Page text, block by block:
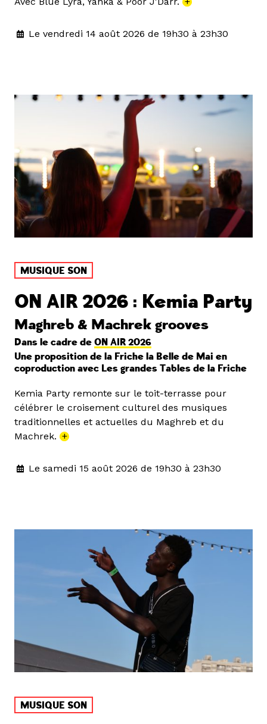
Le vendredi 14 août 2026 de 19h30 à 23h30
MUSIQUE SON
ON AIR 2026 : Kemia Party
Maghreb & Machrek grooves
Dans le cadre de ON AIR 2026
Une proposition de la Friche la Belle de Mai en
coproduction avec Les grandes Tables de la Friche
Kemia Party remonte sur le toit-terrasse pour
célébrer le croisement culturel des musiques
traditionnelles et actuelles du Maghreb et du
Machrek. +
Le samedi 15 août 2026 de 19h30 à 23h30
MUSIQUE SON